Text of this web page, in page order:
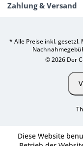
Zahlung & Versand
* Alle Preise inkl.
© 2026 Der
Diese Website